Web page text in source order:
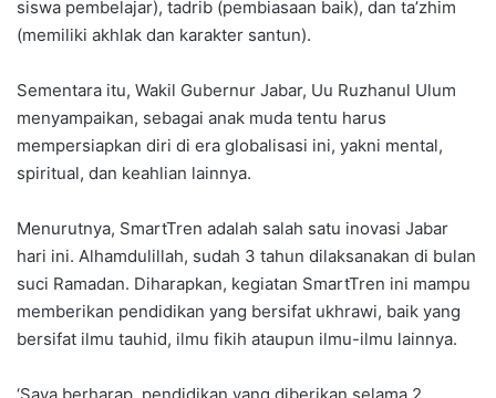
siswa pembelajar), tadrib (pembiasaan baik), dan ta’zhim
(memiliki akhlak dan karakter santun).
Sementara itu, Wakil Gubernur Jabar, Uu Ruzhanul Ulum
menyampaikan, sebagai anak muda tentu harus
mempersiapkan diri di era globalisasi ini, yakni mental,
spiritual, dan keahlian lainnya.
Menurutnya, SmartTren adalah salah satu inovasi Jabar
hari ini. Alhamdulillah, sudah 3 tahun dilaksanakan di bulan
suci Ramadan. Diharapkan, kegiatan SmartTren ini mampu
memberikan pendidikan yang bersifat ukhrawi, baik yang
bersifat ilmu tauhid, ilmu fikih ataupun ilmu-ilmu lainnya.